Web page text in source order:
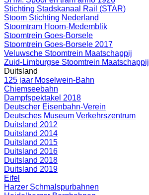
Stichting Stadskanaal Rail (STAR)
Stoom Stichting Nederland
Stoomtram Hoorn-Medemblik
Stoomtrein Goes-Borsele
Stoomtrein Goes-Borsele 2017
Veluwsche Stoomtrein Maatschappij
Zuid-Limburgse Stoomtrein Maatschappij
Duitsland
125 jaar Moselwein-Bahn
Chiemseebahn
Dampfspektakel 2018
Deutscher Eisenbahn-Verein
Deutsches Museum Verkehrszentrum
Duitsland 2012
Duitsland 2014
Duitsland 2015
Duitsland 2016
Duitsland 2018
Duitsland 2019
Eifel
Harzer Schmalspurbahnen